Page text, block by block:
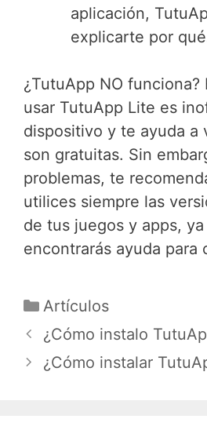
aplicación,
explicarte por
¿TutuApp NO funciona?
usar TutuApp Lite es
dispositivo y te ayuda a
son gratuitas. Sin
problemas, te
utilices siempre las
de tus juegos y apps,
encontrarás ayuda para
Categorías
Artículos
¿Cómo instalo
¿Cómo instalar